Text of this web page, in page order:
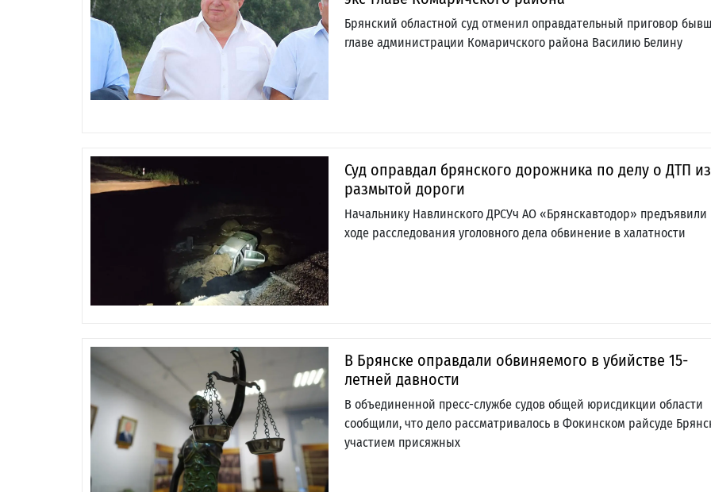
Брянский областной суд отменил оправдательный приговор
главе администрации Комаричского района Василию Белину
Суд оправдал брянского дорожника по делу о ДТП
размытой дороги
Начальнику Навлинского ДРСУч АО «Брянскавтодор» предъявили
ходе расследования уголовного дела обвинение в халатности
В Брянске оправдали обвиняемого в убийстве 15-
летней давности
В объединенной пресс-службе судов общей юрисдикции области
сообщили, что дело рассматривалось в Фокинском райсуде
участием присяжных